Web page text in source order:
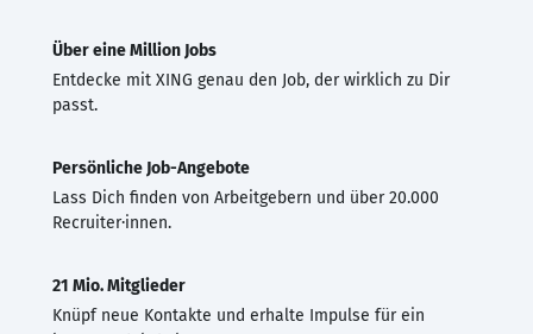
Über eine Million Jobs
Entdecke mit XING genau den Job, der wirklich zu Dir
passt.
Persönliche Job-Angebote
Lass Dich finden von Arbeitgebern und über 20.000
Recruiter·innen.
21 Mio. Mitglieder
Knüpf neue Kontakte und erhalte Impulse für ein